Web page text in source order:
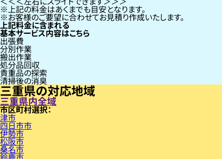
上記の料金はあくまでも目安となります。
お客様のご要望に合わせてお見積り作成いたします。
上記料金に含まれる
基本サービス内容はこちら
出張費
分別作業
搬出作業
処分品回収
貴重品の探索
清掃後の消臭
三重県の対応地域
三重県内全域
市区町村
津市
四日市市
伊勢市
松阪市
桑名市